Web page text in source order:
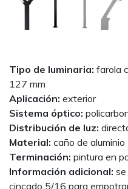
Tipo de luminaria: farola
127 mm
Aplicación: exterior
Sistema óptico:
Distribución de luz:
Material: caño de aluminio
Terminación: pintura en
Información adicional:
cincado 5/16 para